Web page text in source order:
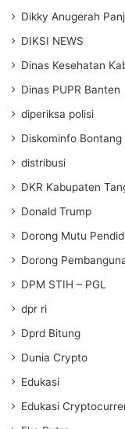
Dikky Anugerah
DIKSI NEWS
Dinas Kesehatan
Dinas PUPR Banten
diperiksa polisi
Diskominfo Bontang
distribusi
DKR Kabupaten
Donald Trump
Dorong Mutu
Dorong
DPM STIH – PGL
dpr ri
Dprd Bitung
Dunia Crypto
Edukasi
Edukasi